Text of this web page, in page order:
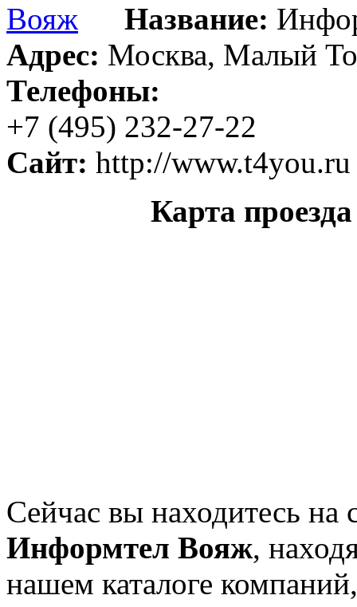
Название:
Адрес: Москва, Малый
Телефоны:
+7 (495) 232-27-22
Сайт: http://www.t4you.ru
Карта
Сейчас вы находитесь на
Информтел Вояж,
нашем каталоге